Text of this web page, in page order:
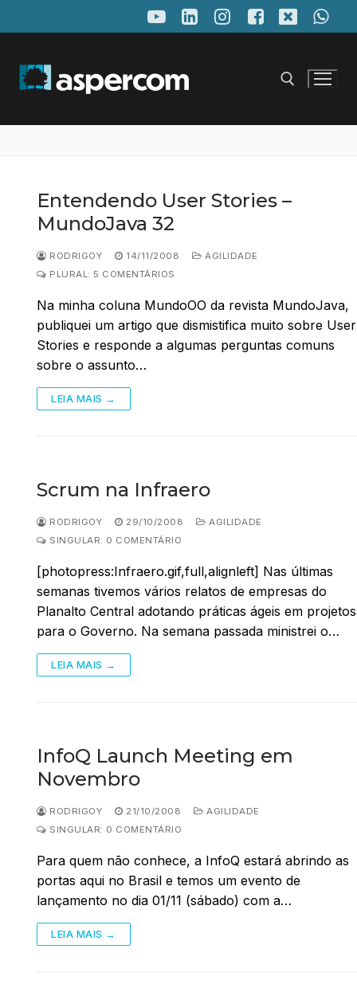
para
conteúdo
Entendendo User Stories –
MundoJava 32
RODRIGOY 14/11/2008
AGILIDADE
PLURAL: 5 COMENTÁRIOS
Na minha coluna MundoOO da revista MundoJava,
publiquei um artigo que dismistifica muito sobre User
Stories e responde a algumas perguntas comuns
sobre o assunto…
LEIA MAIS →
Scrum na Infraero
RODRIGOY 29/10/2008
AGILIDADE
SINGULAR: 0 COMENTÁRIO
[photopress:Infraero.gif,full,alignleft] Nas últimas
semanas tivemos vários relatos de empresas do
Planalto Central adotando práticas ágeis em projetos
para o Governo. Na semana passada ministrei o…
LEIA MAIS →
InfoQ Launch Meeting em
Novembro
RODRIGOY 21/10/2008
AGILIDADE
SINGULAR: 0 COMENTÁRIO
Para quem não conhece, a InfoQ estará abrindo as
portas aqui no Brasil e temos um evento de
lançamento no dia 01/11 (sábado) com a…
LEIA MAIS →